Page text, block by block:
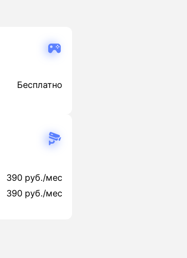
Бесплатно
390 руб./мес
390 руб./мес